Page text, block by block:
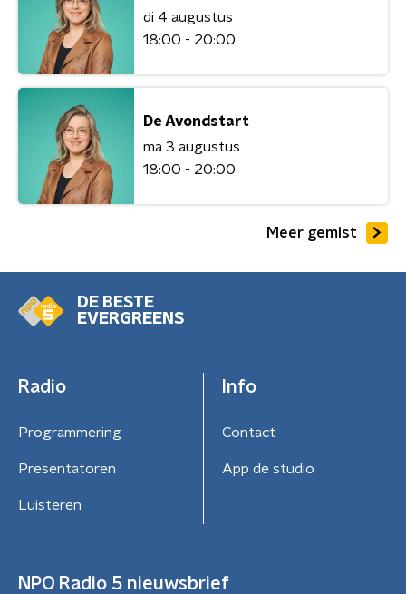
di 4 augustus
18:00 - 20:00
De Avondstart
ma 3 augustus
18:00 - 20:00
Meer gemist
DE BESTE
EVERGREENS
Radio
Programmering
Presentatoren
Luisteren
Info
Contact
App de studio
NPO Radio 5 nieuwsbrief